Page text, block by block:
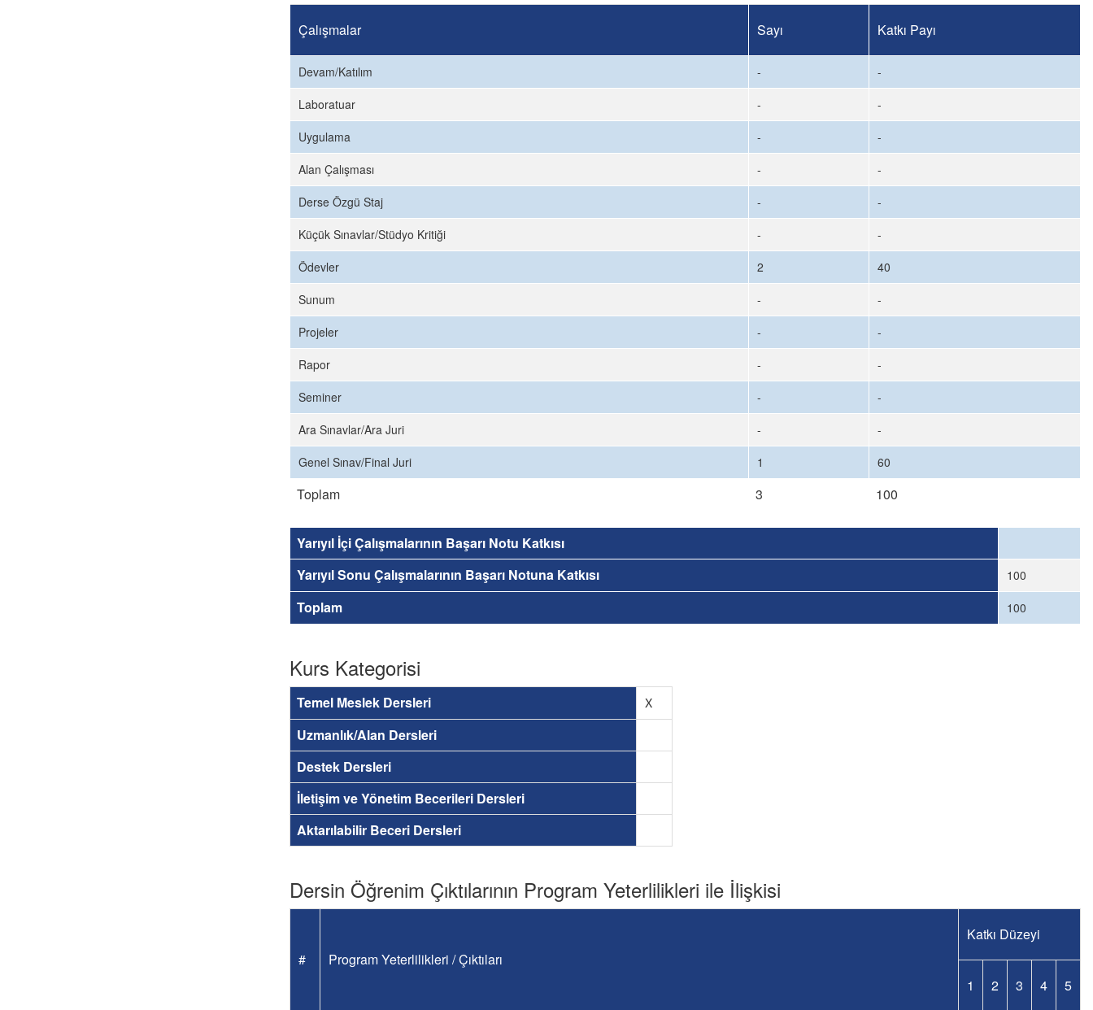
Çalışmalar Sayı Katkı Payı
Devam/Katılım -
-
Laboratuar
-
-
Uygulama
-
-
Alan Çalışması
-
-
Derse Özgü Staj
-
-
Küçük Sınavlar/Stüdyo Kritiği
-
-
Ödevler
2
40
Sunum
-
-
Projeler
-
-
Rapor
-
-
Seminer
-
-
Ara Sınavlar/Ara Juri
-
-
Genel Sınav/Final Juri
1 60
Toplam 3 100
Yarıyıl İçi Çalışmalarının Başarı Notu Katkısı
Yarıyıl Sonu Çalışmalarının Başarı Notuna Katkısı
100
Toplam 100
Kurs Kategorisi
Temel Meslek Dersleri X
Uzmanlık/Alan Dersleri
Destek Dersleri
İletişim ve Yönetim Becerileri Dersleri
Aktarılabilir Beceri Dersleri
Dersin Öğrenim Çıktılarının Program Yeterlilikleri ile İlişkisi
# Program Yeterlilikleri / Çıktıları
Katkı Düzeyi
1 2 3 4 5